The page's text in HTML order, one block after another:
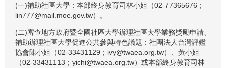
(一)補助社區大學：本部終身教育司林小姐（02-77365676；
lin777@mail.moe.gov.tw）。
(二)審查地方政府暨全國社區大學辦理社區大學業務獎勵申請、
補助辦理社區大學促進公共參與特色議題：社團法人台灣評鑑
協會陳小姐（02-33431129；ivy@twaea.org.tw）、黃小姐
（02-33431113；yichi@twaea.org.tw）或本部終身教育司林